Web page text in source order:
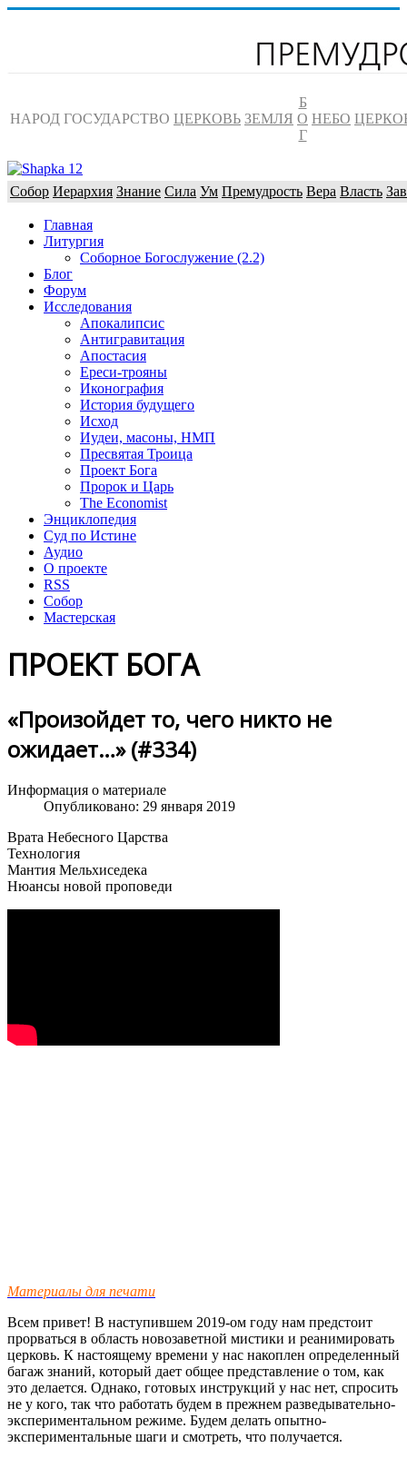
НАРОД ГОСУДАРСТВО ЦЕРКОВЬ ЗЕМЛЯ
Б
О
Г
НЕБО
Собор Иерархия Знание Сила Ум Премудрость Вера Власть
Главная
Литургия
Соборное Богослужение (2.2)
Блог
Форум
Исследования
Апокалипсис
Антигравитация
Апостасия
Ереси-трояны
Иконография
История будущего
Исход
Иудеи, масоны, НМП
Пресвятая Троица
Проект Бога
Пророк и Царь
The Economist
Энциклопедия
Суд по Истине
Аудио
О проекте
RSS
Собор
Мастерская
ПРОЕКТ БОГА
«Произойдет то, чего никто не
ожидает…» (#334)
Информация о материале
Опубликовано: 29 января 2019
Врата Небесного Царства
Технология
Мантия Мельхиседека
Нюансы новой проповеди
Материалы для печати
Всем привет! В наступившем 2019-ом году нам предстоит
прорваться в область новозаветной мистики и реанимировать
церковь. К настоящему времени у нас накоплен определенный
багаж знаний, который дает общее представление о том, как
это делается. Однако, готовых инструкций у нас нет, спросить
не у кого, так что работать будем в прежнем разведывательно-
экспериментальном режиме. Будем делать опытно-
экспериментальные шаги и смотреть, что получается.